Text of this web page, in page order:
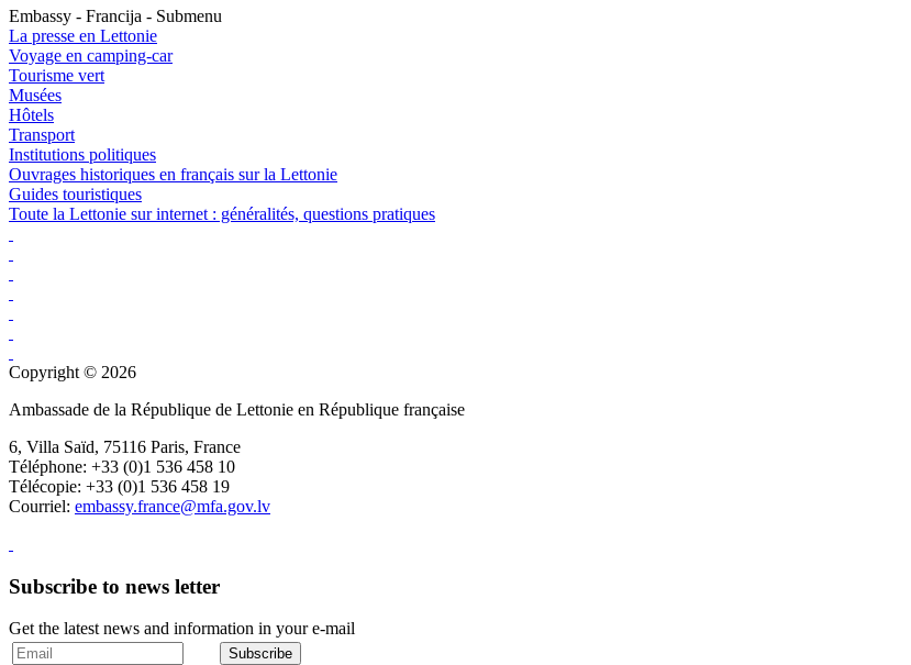
Embassy - Francija - Submenu
La presse en Lettonie
Voyage en camping-car
Tourisme vert
Musées
Hôtels
Transport
Institutions politiques
Ouvrages historiques en français sur la Lettonie
Guides touristiques
Toute la Lettonie sur internet : généralités, questions pratiques
Copyright © 2026
Ambassade de la République de Lettonie en République française
6, Villa Saïd, 75116 Paris, France
Téléphone: +33 (0)1 536 458 10
Télécopie: +33 (0)1 536 458 19
Courriel: embassy.france@mfa.gov.lv
Subscribe to news letter
Get the latest news and information in your e-mail